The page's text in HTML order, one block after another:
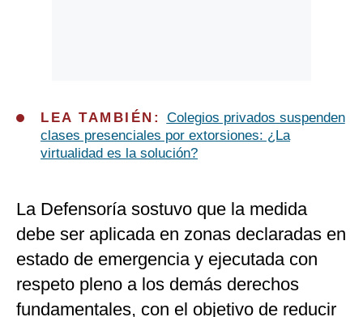
LEA TAMBIÉN: Colegios privados suspenden
clases presenciales por extorsiones: ¿La
virtualidad es la solución?
La Defensoría sostuvo que la medida
debe ser aplicada en zonas declaradas en
estado de emergencia y ejecutada con
respeto pleno a los demás derechos
fundamentales, con el objetivo de reducir